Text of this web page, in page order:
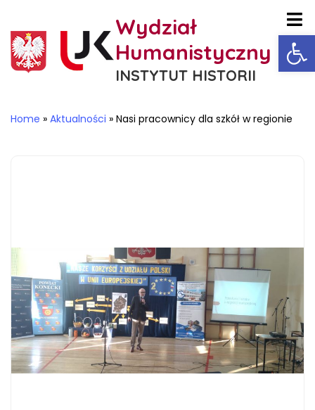
Wydział
Humanistyczny
INSTYTUT HISTORII
Home » Aktualności » Nasi pracownicy dla szkół w regionie